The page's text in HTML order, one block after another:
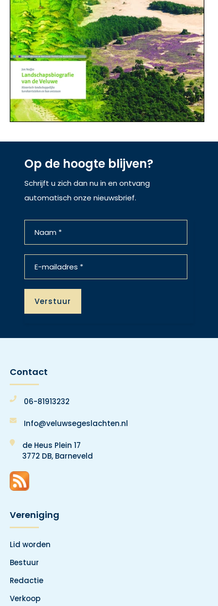
Op de hoogte blijven?
Schrijft u zich dan nu in en ontvang
automatisch onze nieuwsbrief.
Contact
06-81913232
Info@veluwsegeslachten.nl
de Heus Plein 17
3772 DB, Barneveld
Vereniging
Lid worden
Bestuur
Redactie
Verkoop